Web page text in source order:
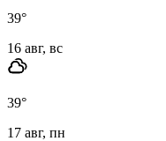
39°
16 авг, вс
39°
17 авг, пн